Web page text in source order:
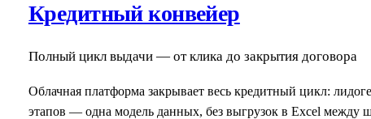
Кредитный конвейер
Полный цикл выдачи — от клика до закрытия договора
Облачная платформа закрывает весь кредитный цикл:
этапов — одна модель данных, без выгрузок в Excel между